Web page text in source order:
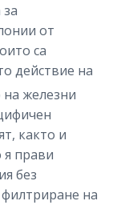
от
са
действие на
железни
както и
я прави
без
на